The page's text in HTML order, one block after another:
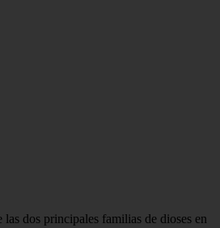
dos principales familias de dioses en